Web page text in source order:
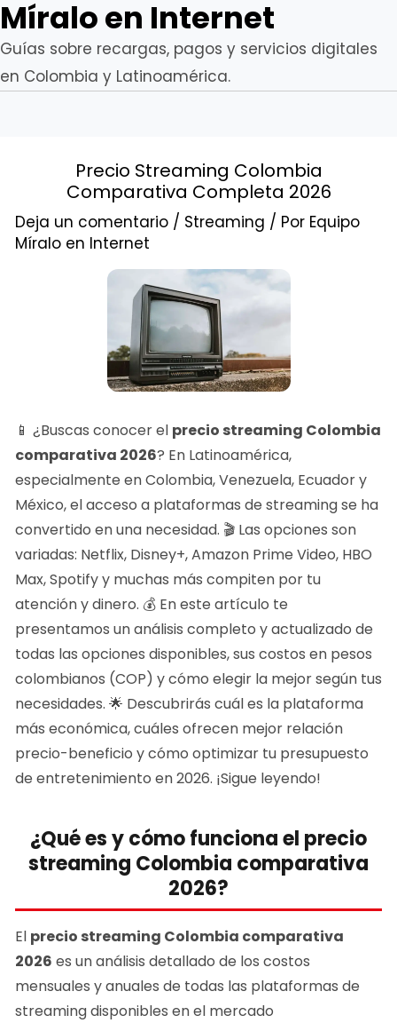
Míralo en Internet
Guías sobre recargas, pagos y servicios digitales
en Colombia y Latinoamérica.
Precio Streaming Colombia
Comparativa Completa 2026
Deja un comentario / Streaming / Por Equipo
Míralo en Internet
📱 ¿Buscas conocer el precio streaming Colombia
comparativa 2026? En Latinoamérica,
especialmente en Colombia, Venezuela, Ecuador y
México, el acceso a plataformas de streaming se ha
convertido en una necesidad. 🎬 Las opciones son
variadas: Netflix, Disney+, Amazon Prime Video, HBO
Max, Spotify y muchas más compiten por tu
atención y dinero. 💰 En este artículo te
presentamos un análisis completo y actualizado de
todas las opciones disponibles, sus costos en pesos
colombianos (COP) y cómo elegir la mejor según tus
necesidades. 🌟 Descubrirás cuál es la plataforma
más económica, cuáles ofrecen mejor relación
precio-beneficio y cómo optimizar tu presupuesto
de entretenimiento en 2026. ¡Sigue leyendo!
¿Qué es y cómo funciona el precio
streaming Colombia comparativa
2026?
El precio streaming Colombia comparativa
2026 es un análisis detallado de los costos
mensuales y anuales de todas las plataformas de
streaming disponibles en el mercado